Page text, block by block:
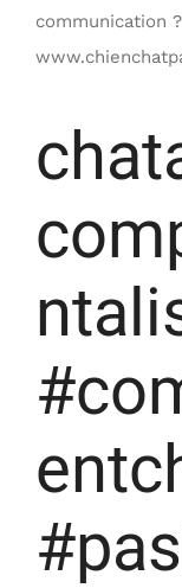
communication